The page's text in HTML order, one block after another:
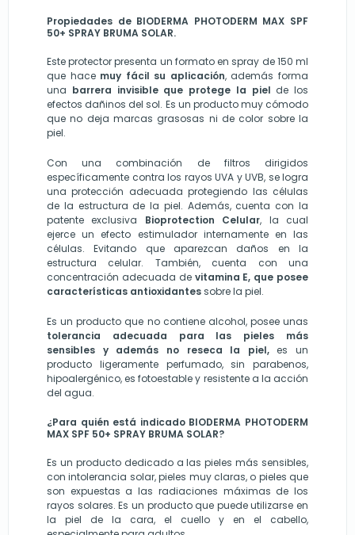
Propiedades de BIODERMA PHOTODERM MAX SPF
50+ SPRAY BRUMA SOLAR.
Este protector presenta un formato en spray de 150 ml
que hace muy fácil su aplicación, además forma
una barrera invisible que protege la piel de los
efectos dañinos del sol. Es un producto muy cómodo
que no deja marcas grasosas ni de color sobre la
piel.
Con una combinación de filtros dirigidos
específicamente contra los rayos UVA y UVB, se logra
una protección adecuada protegiendo las células
de la estructura de la piel. Además, cuenta con la
patente exclusiva Bioprotection Celular, la cual
ejerce un efecto estimulador internamente en las
células. Evitando que aparezcan daños en la
estructura celular. También, cuenta con una
concentración adecuada de vitamina E, que posee
características antioxidantessobre la piel.
Es un producto que no contiene alcohol, posee unas
tolerancia adecuada para las pieles más
sensibles y además no reseca la piel,es un
producto ligeramente perfumado, sin parabenos,
hipoalergénico, es fotoestable y resistente a la acción
del agua.
¿Para quién está indicado BIODERMA PHOTODERM
MAX SPF 50+ SPRAY BRUMA SOLAR?
Es un producto dedicado a las pieles más sensibles,
con intolerancia solar, pieles muy claras, o pieles que
son expuestas a las radiaciones máximas de los
rayos solares. Es un producto que puede utilizarse en
la piel de la cara, el cuello y en el cabello,